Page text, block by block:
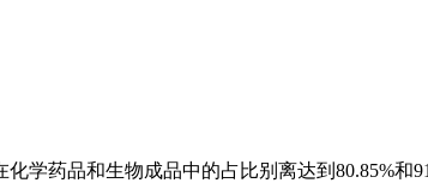
药品和生物成品中的占比别离达到80.85%和